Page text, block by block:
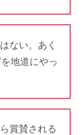
ない。あく
地道にやっ
賞賛される